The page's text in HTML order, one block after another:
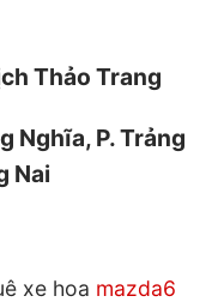
Thảo Trang
Nghĩa, P. Trảng
Nai
xe hoa mazda6